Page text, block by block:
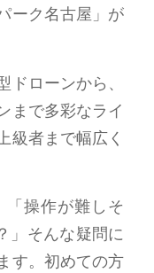
ーク名古屋」が
ローンから、
まで多彩なライ
級者まで幅広く
「操作が難しそ
」そんな疑問に
す。初めての方